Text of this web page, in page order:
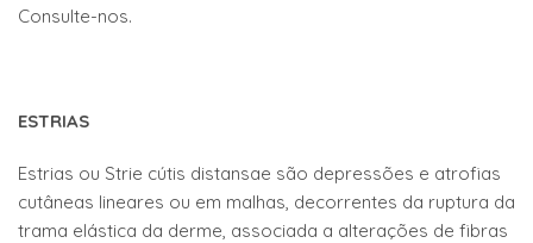
Consulte-nos.
ESTRIAS
Estrias ou Strie cútis distansae são depressões e atrofias
cutâneas lineares ou em malhas, decorrentes da ruptura da
trama elástica da derme, associada a alterações de fibras